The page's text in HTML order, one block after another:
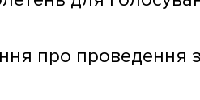
про проведення